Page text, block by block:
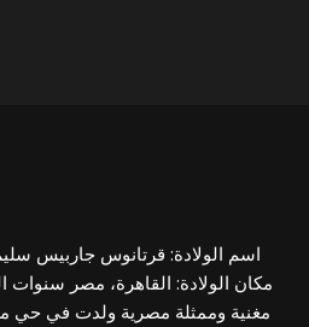
مغنية وممثلة مصرية ولدت في حي